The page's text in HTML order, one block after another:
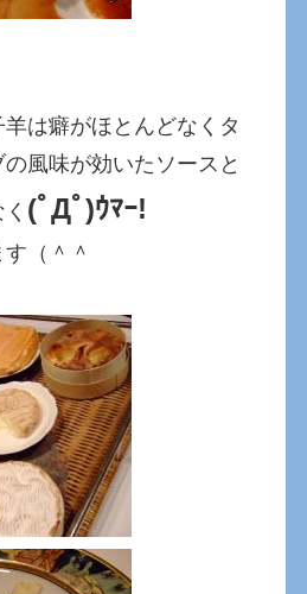
は癖がほとんどなくタ
風味が効いたソースと
(ﾟДﾟ)ｳﾏｰ!
（＾＾